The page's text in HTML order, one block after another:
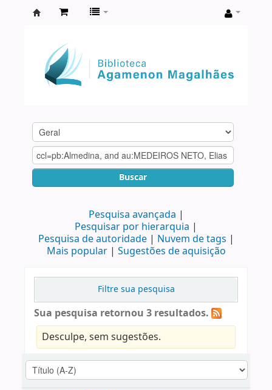
Agamenon
Magalhães
Buscar
Pesquisa avançada
Pesquisar por hierarquia
Pesquisa de autoridade
Nuvem de tags
Mais popular
Sugestões de aquisição
Filtre sua pesquisa
Sua pesquisa retornou 3 resultados.
Desculpe, sem sugestões.